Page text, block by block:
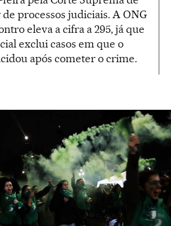
processos judiciais. A ONG
eleva a cifra a 295, já que
exclui casos em que o
após cometer o crime.